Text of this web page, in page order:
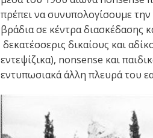
πρέπει να συνυπολογίσουμε
βράδια σε κέντρα διασκέδασης
δεκατέσσερις δικαίους και
εντεψίζικα), nonsense και
εντυπωσιακά άλλη πλευρά του